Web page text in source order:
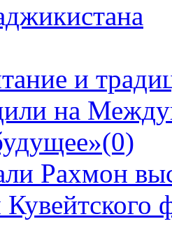
и
на
(0)
Рахмон